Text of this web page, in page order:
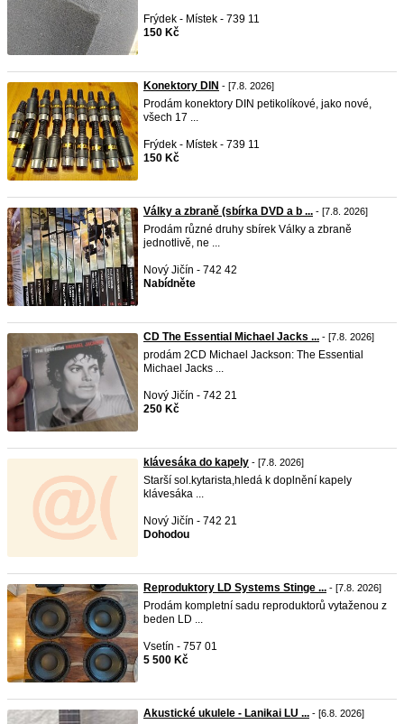
Frýdek - Místek - 739 11
150 Kč
Konektory DIN - [7.8. 2026]
Prodám konektory DIN petikolíkové, jako nové,
všech 17 ...
Frýdek - Místek - 739 11
150 Kč
Války a zbraně (sbírka DVD a b ... - [7.8. 2026]
Prodám různé druhy sbírek Války a zbraně
jednotlivě, ne ...
Nový Jičín - 742 42
Nabídněte
CD The Essential Michael Jacks ... - [7.8. 2026]
prodám 2CD Michael Jackson: The Essential
Michael Jacks ...
Nový Jičín - 742 21
250 Kč
klávesáka do kapely - [7.8. 2026]
Starší sol.kytarista,hledá k doplnění kapely
klávesáka ...
Nový Jičín - 742 21
Dohodou
Reproduktory LD Systems Stinge ... - [7.8. 2026]
Prodám kompletní sadu reproduktorů vytaženou z
beden LD ...
Vsetín - 757 01
5 500 Kč
Akustické ukulele - Lanikai LU ... - [6.8. 2026]